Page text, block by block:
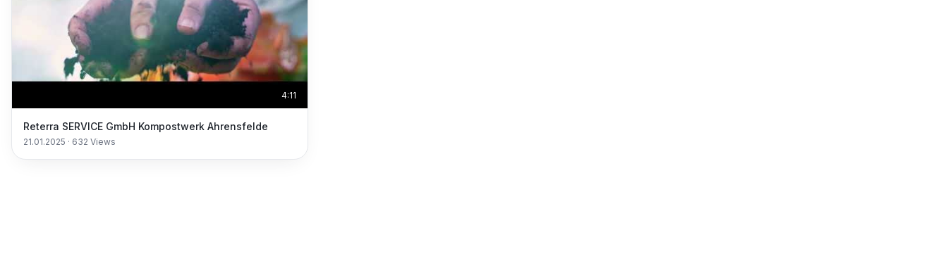
4:11
Reterra SERVICE GmbH Kompostwerk Ahrensfelde
21.01.2025 · 632 Views